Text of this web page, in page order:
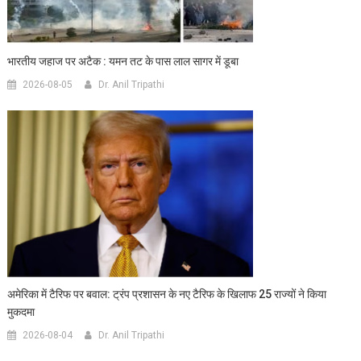
भारतीय जहाज पर अटैक : यमन तट के पास लाल सागर में डूबा
2026-08-05 Dr. Anil Tripathi
अमेरिका में टैरिफ पर बवाल: ट्रंप प्रशासन के नए टैरिफ के खिलाफ 25 राज्यों ने किया
मुकदमा
2026-08-04 Dr. Anil Tripathi